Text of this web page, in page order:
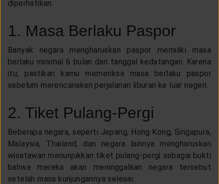
diperhatikan.
1. Masa Berlaku Paspor
Banyak negara mengharuskan paspor memiliki masa
berlaku minimal 6 bulan dari tanggal kedatangan. Karena
itu, pastikan kamu memeriksa masa berlaku paspor
sebelum merencanakan perjalanan liburan ke luar negeri.
2. Tiket Pulang-Pergi
Beberapa negara, seperti Jepang, Hong Kong, Singapura,
Malaysia, Thailand, dan negara lainnya mengharuskan
wisatawan menunjukkan tiket pulang-pergi sebagai bukti
bahwa mereka akan meninggalkan negara tersebut
setelah masa kunjungannya selesai.